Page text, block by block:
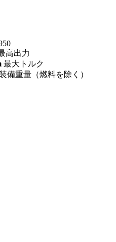
高出力
最大トルク
備重量（燃料を除く）